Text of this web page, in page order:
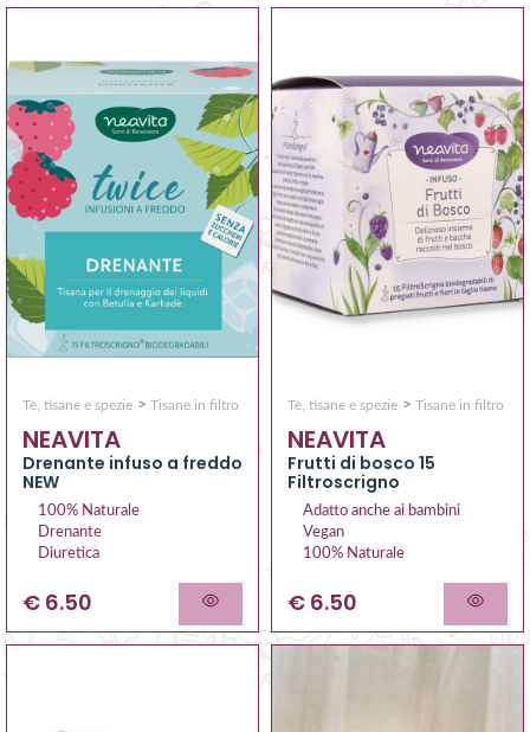
Tè, tisane e spezie > Tisane in filtro
NEAVITA
Drenante infuso a freddo
NEW
100% Naturale
Drenante
Diuretica
€ 6.50
Tè, tisane e spezie > Tisane in filtro
NEAVITA
Frutti di bosco 15
Filtroscrigno
Adatto anche ai bambini
Vegan
100% Naturale
€ 6.50